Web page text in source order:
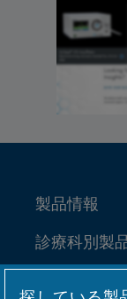
製品情報
診療科別製